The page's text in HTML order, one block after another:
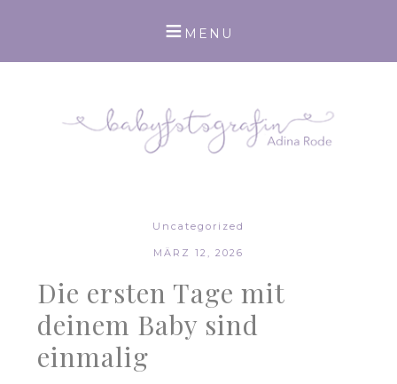
Uncategorized
MÄRZ 12, 2026
Die ersten Tage mit
deinem Baby sind
einmalig